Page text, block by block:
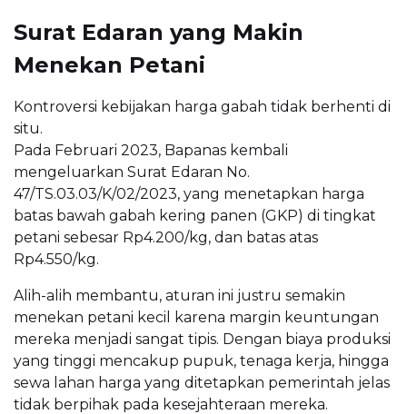
Surat Edaran yang Makin
Menekan Petani
Kontroversi kebijakan harga gabah tidak berhenti di
situ.
Pada Februari 2023, Bapanas kembali
mengeluarkan Surat Edaran No.
47/TS.03.03/K/02/2023, yang menetapkan harga
batas bawah gabah kering panen (GKP) di tingkat
petani sebesar Rp4.200/kg, dan batas atas
Rp4.550/kg.
Alih-alih membantu, aturan ini justru semakin
menekan petani kecil karena margin keuntungan
mereka menjadi sangat tipis. Dengan biaya produksi
yang tinggi mencakup pupuk, tenaga kerja, hingga
sewa lahan harga yang ditetapkan pemerintah jelas
tidak berpihak pada kesejahteraan mereka.